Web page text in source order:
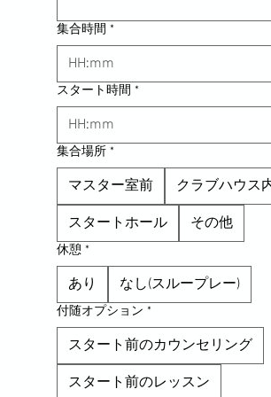
集合時間 *
:
スタート時間 *
:
集合場所 *
マスター室前 クラブハウス
スタートホール その他
休憩 *
あり なし(スループレー)
付随オプション *
スタート前のカウンセリング
スタート前のレッスン